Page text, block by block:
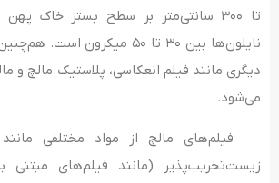
تا ۳۰۰ سانتی‌متر بر سطح بستر خاک
نایلون‌ها بین ۳۰ تا ۵۰ میکرون
دیگری مانند فیلم انعکاسی، پلاستیک مالچ و
می‌شود.
فیلم‌های مالچ از مواد مختلفی مانند
زیست‌تخریب‌پذیر (مانند فیلم‌های مبتنی